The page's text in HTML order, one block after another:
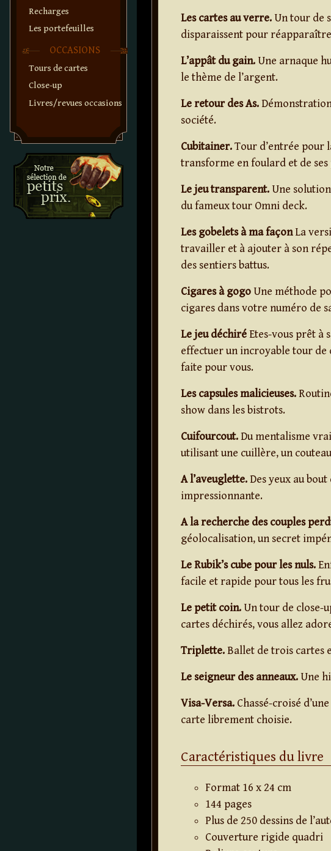
Recharges
Les portefeuilles
OCCASIONS
Tours de cartes
Close-up
Livres/revues occasions
Les cartes au verre.Un tour de
disparaissent pour
L’appât du gain.Une arnaque
le thème de l’argent.
Le retour des As.
société.
Cubitainer.Tour d’entrée pour
transforme en foulard et de
Le jeu transparent.Une
du fameux tour Omni deck.
Les gobelets à ma façonLa
travailler et à ajouter à son
des sentiers battus.
Cigares à gogoUne méthode
cigares dans votre numéro de
Le jeu déchiréEtes-vous prêt à
effectuer un incroyable tour de
faite pour vous.
Les capsules malicieuses.
show dans les bistrots.
Cuifourcout.Du mentalisme
utilisant une cuillère, un
A l’aveuglette.Des yeux au
impressionnante.
A la recherche des couples
géolocalisation, un secret
Le Rubik’s cube pour les nuls.
facile et rapide pour tous les
Le petit coin.Un tour de close-
cartes déchirés, vous allez
Triplette.Ballet de trois cartes
Le seigneur des anneaux.Une
Visa-Versa. Chassé-croisé
carte librement choisie.
Caractéristiques du livre
Format 16 x 24 cm
144 pages
Plus de 250 dessins de
Couverture rigide quadri